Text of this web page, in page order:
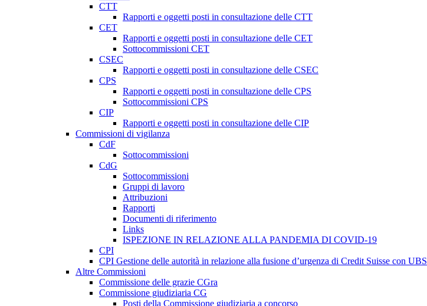
CTT
Rapporti e oggetti posti in consultazione delle CTT
CET
Rapporti e oggetti posti in consultazione delle CET
Sottocommissioni CET
CSEC
Rapporti e oggetti posti in consultazione delle CSEC
CPS
Rapporti e oggetti posti in consultazione delle CPS
Sottocommissioni CPS
CIP
Rapporti e oggetti posti in consultazione delle CIP
Commissioni di vigilanza
CdF
Sottocommissioni
CdG
Sottocommissioni
Gruppi di lavoro
Attribuzioni
Rapporti
Documenti di riferimento
Links
ISPEZIONE IN RELAZIONE ALLA PANDEMIA DI COVID-19
CPI
CPI Gestione delle autorità in relazione alla fusione d’urgenza di Credit Suisse con UBS
Altre Commissioni
Commissione delle grazie CGra
Commissione giudiziaria CG
Posti della Commissione giudiziaria a concorso